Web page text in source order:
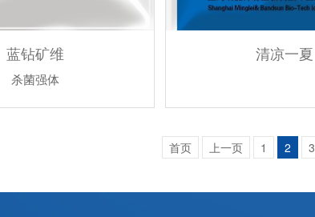
蓝钻矿维
杀菌强体
清凉一夏
首页 上一页 1 2 3